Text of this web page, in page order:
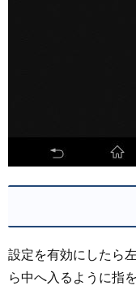
設定を有効にしたら
ら中へ入るように指